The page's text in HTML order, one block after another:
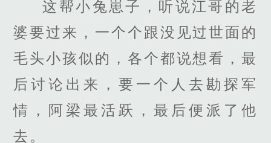
这帮小兔崽子，听说江哥的老
婆要过来，一个个跟没见过世面的
毛头小孩似的，各个都说想看，最
后讨论出来，要一个人去勘探军
情，阿梁最活跃，最后便派了他
去。